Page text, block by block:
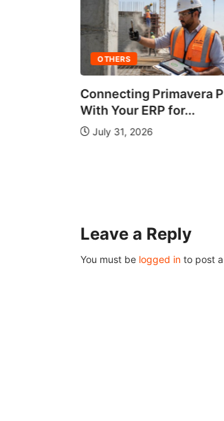
OTHERS
Connecting Primavera
With Your ERP for...
July 31, 2026
Leave a Reply
You must be logged in to post